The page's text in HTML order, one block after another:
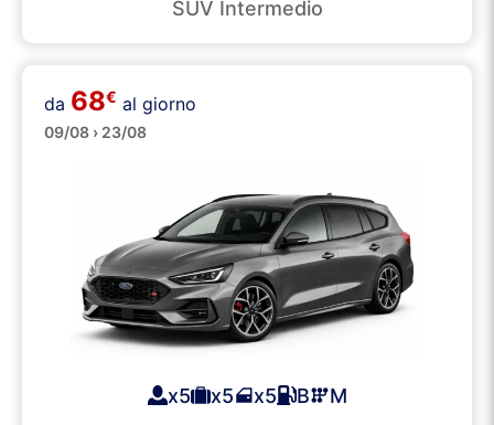
SUV Intermedio
Station Wagons
da 68€ al giorno
09/08 › 23/08
x5 x5 x5 B M